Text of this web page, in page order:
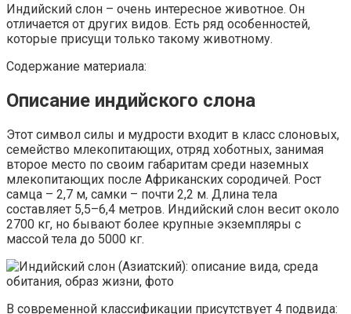
Индийский слон – очень интересное животное. Он
отличается от других видов. Есть ряд особенностей,
которые присущи только такому животному.
Содержание материала:
Описание индийского слона
Этот символ силы и мудрости входит в класс слоновых,
семейство млекопитающих, отряд хоботных, занимая
второе место по своим габаритам среди наземных
млекопитающих после Африканских сородичей. Рост
самца – 2,7 м, самки – почти 2,2 м. Длина тела
составляет 5,5–6,4 метров. Индийский слон весит около
2700 кг, но бывают более крупные экземпляры с
массой тела до 5000 кг.
В современной классификации присутствует 4 подвида: